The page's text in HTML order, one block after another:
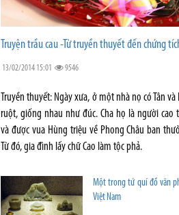
Truyện trầu cau -Từ truyền thuyết đến chứng
13/02/2014 15:01 9546
Truyền thuyết: Ngày xưa, ở một nhà nọ có Tân
ruột, giống nhau như đúc. Cha họ là người cao
và được vua Hùng triệu về Phong Châu ban
Từ đó, gia đình lấy chữ Cao làm tộc phả.
Một trong tứ quí đồ văn
Việt Nam